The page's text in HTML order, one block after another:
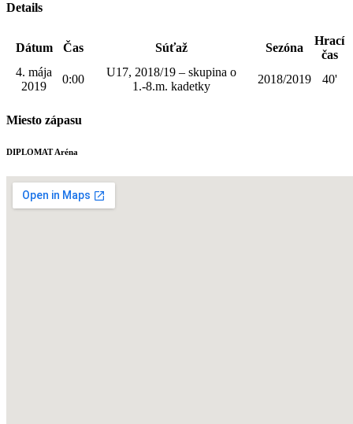
Details
Dátum Čas Súťaž Sezóna
Hrací
čas
4. mája
2019
0:00
U17, 2018/19 – skupina o
1.-8.m. kadetky
2018/2019 40'
Miesto zápasu
DIPLOMAT Aréna